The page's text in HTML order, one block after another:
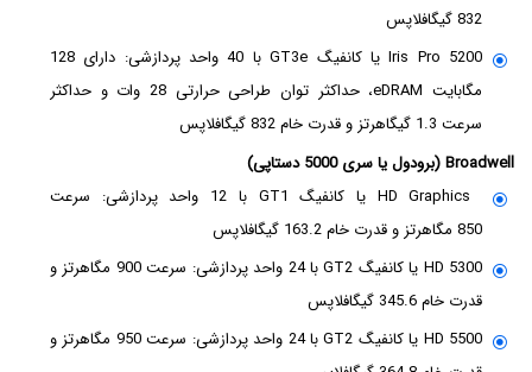
832 گیگافلاپس
Iris Pro 5200 یا کانفیگ GT3e با 40 واحد پردازشی: دارای 128
مگابایت eDRAM، حداکثر توان طراحی حرارتی 28 وات و حداکثر
سرعت 1.3 گیگاهرتز و قدرت خام 832 گیگافلاپس
Broadwell (برودول یا سری 5000 دستاپی)
HD Graphics یا کانفیگ GT1 با 12 واحد پردازشی: سرعت
850 مگاهرتز و قدرت خام 163.2 گیگافلاپس
HD 5300 یا کانفیگ GT2 با 24 واحد پردازشی: سرعت 900 مگاهرتز و
قدرت خام 345.6 گیگافلاپس
HD 5500 یا کانفیگ GT2 با 24 واحد پردازشی: سرعت 950 مگاهرتز و